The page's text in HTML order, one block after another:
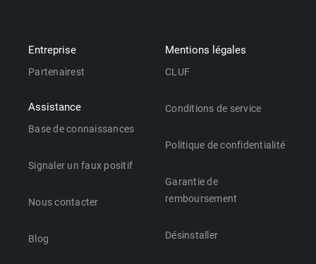
Entreprise
Partenairest
Assistance
Base de connaissances
Signaler un faux positif
Nous contacter
Blog
Mentions légales
CLUF
Conditions de service
Politique de confidentialité
Garantie de
remboursement
Désinstaller